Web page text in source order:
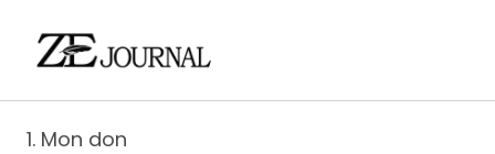
1. Mon don